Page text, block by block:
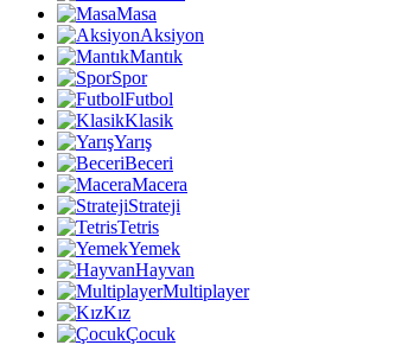
Masa
Aksiyon
Mantık
Spor
Futbol
Klasik
Yarış
Beceri
Macera
Strateji
Tetris
Yemek
Hayvan
Multiplayer
Kız
Çocuk